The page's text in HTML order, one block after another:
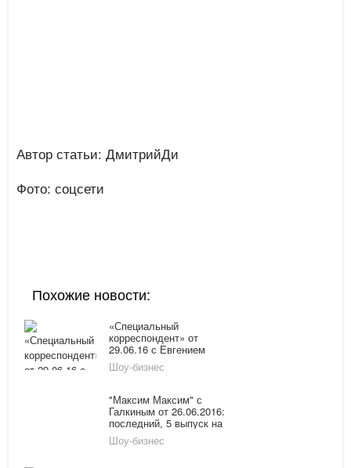
Автор статьи: ДмитрийДи
Фото: соцсети
Похожие новости:
«Специальный
корреспондент» от
29.06.16 с Евгением
Поповым: последний
выпуск смотреть онлайн
Шоу-бизнес
"Максим Максим" с
Галкиным от 26.06.2016:
последний, 5 выпуск на
Первом смотреть онлайн
Шоу-бизнес